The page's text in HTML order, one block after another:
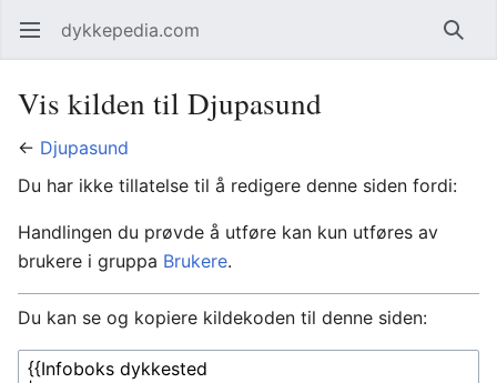
Åpne hovedmenyen dykkepedia.com Søk
Vis kilden til Djupasund
← Djupasund
Du har ikke tillatelse til å redigere denne siden fordi:
Handlingen du prøvde å utføre kan kun utføres av
brukere i gruppa Brukere.
Du kan se og kopiere kildekoden til denne siden: